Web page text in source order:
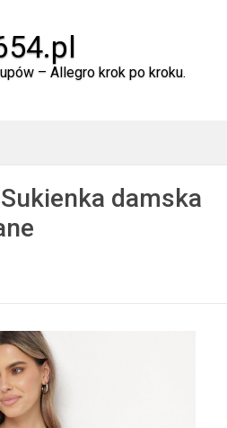
– Allegro krok po kroku.
damska